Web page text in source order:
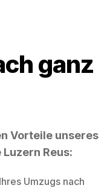
ganz
Vorteile unseres
Reus:
Umzugs nach